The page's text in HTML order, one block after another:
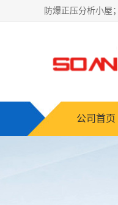
公司首页